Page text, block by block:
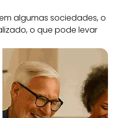
algumas sociedades, o
o que pode levar